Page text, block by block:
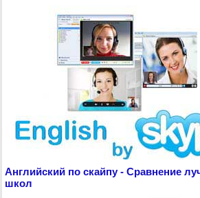
Английский по скайпу - Сравнение
школ